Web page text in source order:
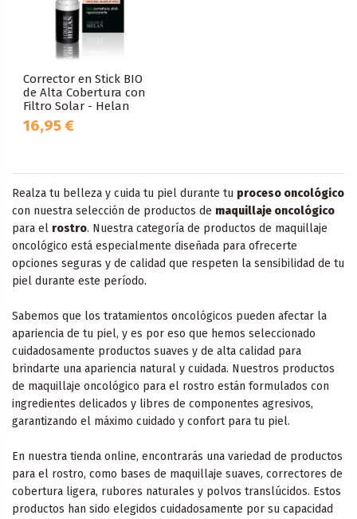
Corrector en Stick BIO
de Alta Cobertura con
Filtro Solar - Helan
16,95 €
Realza tu belleza y cuida tu piel durante tu proceso oncológico
con nuestra selección de productos de maquillaje oncológico
para el rostro. Nuestra categoría de productos de maquillaje
oncológico está especialmente diseñada para ofrecerte
opciones seguras y de calidad que respeten la sensibilidad de tu
piel durante este período.
Sabemos que los tratamientos oncológicos pueden afectar la
apariencia de tu piel, y es por eso que hemos seleccionado
cuidadosamente productos suaves y de alta calidad para
brindarte una apariencia natural y cuidada. Nuestros productos
de maquillaje oncológico para el rostro están formulados con
ingredientes delicados y libres de componentes agresivos,
garantizando el máximo cuidado y confort para tu piel.
En nuestra tienda online, encontrarás una variedad de productos
para el rostro, como bases de maquillaje suaves, correctores de
cobertura ligera, rubores naturales y polvos translúcidos. Estos
productos han sido elegidos cuidadosamente por su capacidad